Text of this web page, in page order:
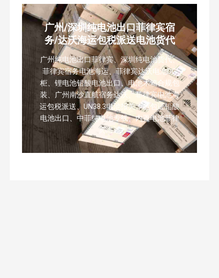
广州/深圳纯电池出口菲律宾宿
务/达沃海运包税派送电池货代
广州纯电池出口菲律宾、深圳纯电池货代、
菲律宾宿务电池海运、菲律宾达沃电池DG
柜、锂电池铅酸电池出口、电池木箱合规包
装、广州南沙直航宿务达沃、菲律宾电池海
运包税派送、UN38.3电池报关、危包证铅酸
电池出口、中菲纯电池专线、内置电池菲律
宾海运